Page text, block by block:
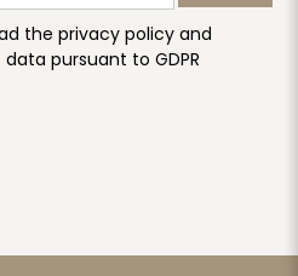
the privacy policy and
pursuant to GDPR